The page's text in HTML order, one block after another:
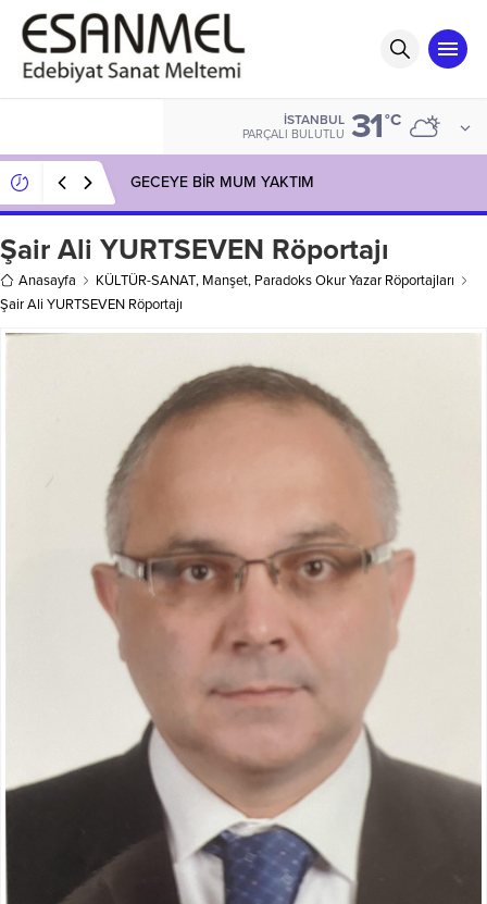
İSTANBUL
PARÇALI BULUTLU 31°C
GECEYE BİR MUM YAKTIM
Şair Ali YURTSEVEN Röportajı
Anasayfa KÜLTÜR-SANAT, Manşet, Paradoks Okur Yazar Röportajları
Şair Ali YURTSEVEN Röportajı